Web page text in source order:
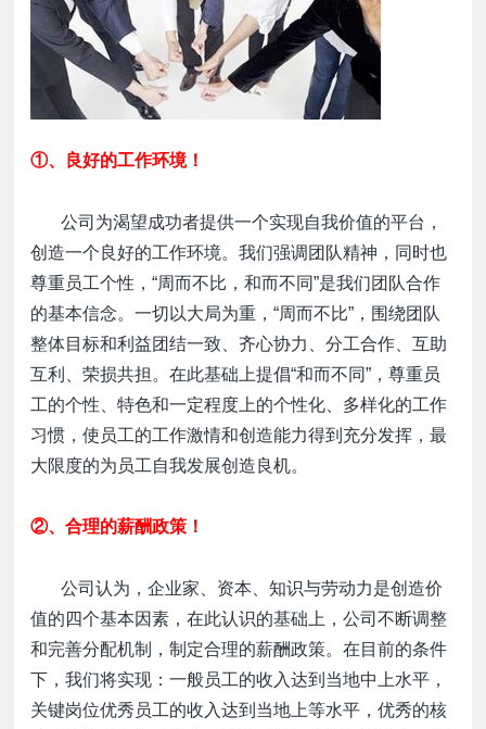
①、 良好的工作环境 ！
公司为渴望成功者提供一个实现自我价值的平台，
创造一个良好的工作环境。我们强调团队精神，同时也
尊重员工个性，“周而不比，和而不同”是我们团队合作
的基本信念。一切以大局为重，“周而不比”，围绕团队
整体目标和利益团结一致、齐心协力、分工合作、互助
互利、荣损共担。在此基础上提倡“和而不同”，尊重员
工的个性、特色和一定程度上的个性化、多样化的工作
习惯，使员工的工作激情和创造能力得到充分发挥，最
大限度的为员工自我发展创造良机。
②、合理的薪酬政策 ！
公司认为，企业家、资本、知识与劳动力是创造价
值的四个基本因素，在此认识的基础上，公司不断调整
和完善分配机制，制定合理的薪酬政策。在目前的条件
下，我们将实现：一般员工的收入达到当地中上水平，
关键岗位优秀员工的收入达到当地上等水平，优秀的核